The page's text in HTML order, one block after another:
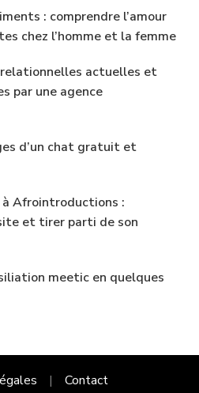
: comprendre l’amour
chez l’homme et la femme
actuelles et
par une agence
d’un chat gratuit et
Afrointroductions :
et tirer parti de son
meetic en quelques
Contact